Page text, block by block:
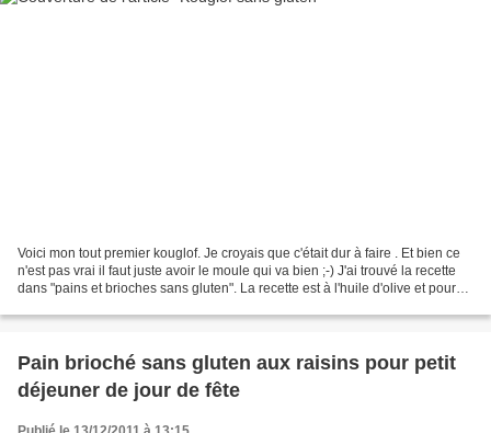
Voici mon tout premier kouglof. Je croyais que c'était dur à faire . Et bien ce
n'est pas vrai il faut juste avoir le moule qui va bien ;-) J'ai trouvé la recette
dans "pains et brioches sans gluten". La recette est à l'huile d'olive et pour
Pain brioché sans gluten aux raisins pour petit
déjeuner de jour de fête